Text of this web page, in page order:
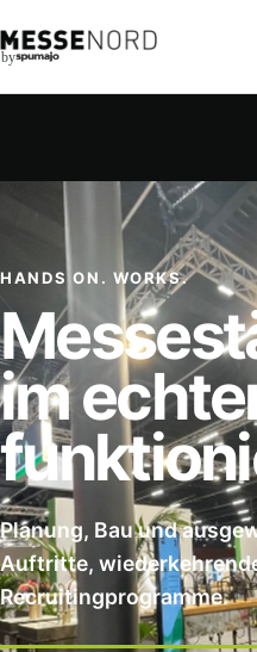
by
HANDS ON. WORKS.
im
Planung, Bau und
Auftritte,
Recruitingprogramme.